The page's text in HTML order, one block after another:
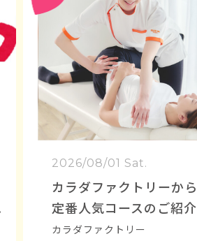
2026/08/01 Sat.
カラダファクトリーから
定番人気コースのご紹介
★
カラダファクトリー